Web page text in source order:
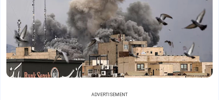
ADVERTISEMENT